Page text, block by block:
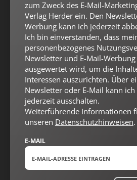
Nach oben
zum Zweck des E-Mail-
Verlag Herder ein. Den
Werbung kann ich jederzeit
Ich bin einverstanden, dass
personenbezogenes
Newsletter und E-Mail-
ausgewertet wird, um die
Interessen auszurichten. Über
Newsletter oder E-Mail kann
jederzeit ausschalten.
Weiterführende Informationen
unseren Datenschutzhinweisen.
E-MAIL